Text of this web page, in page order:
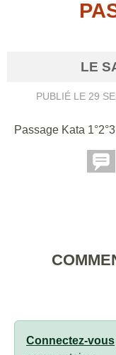
LE
PUBLIÉ LE 29
Passage Kata
Connectez-vous